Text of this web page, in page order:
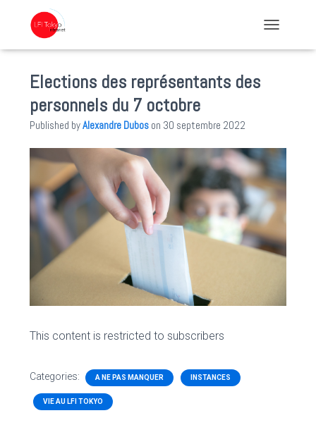
Elections des représentants des
personnels du 7 octobre
Published byAlexandre Dubos on 30 septembre 2022
This content is restricted to subscribers
Categories: A NE PAS MANQUER INSTANCES
VIE AU LFI TOKYO